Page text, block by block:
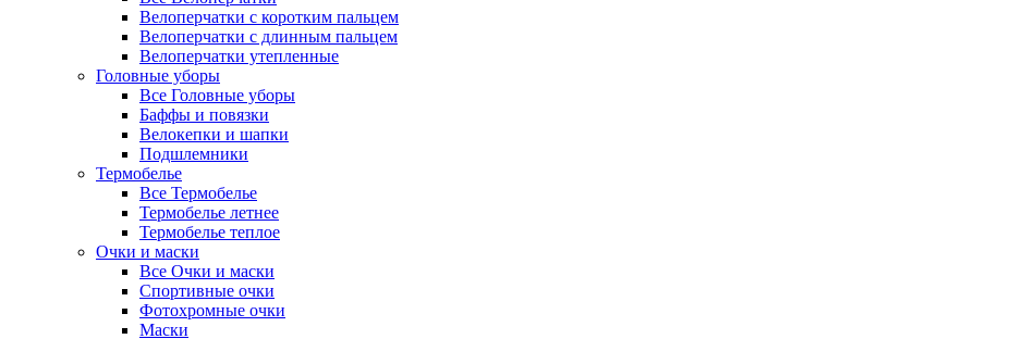
Велоперчатки с коротким пальцем
Велоперчатки с длинным пальцем
Велоперчатки утепленные
Головные уборы
Все Головные уборы
Баффы и повязки
Велокепки и шапки
Подшлемники
Термобелье
Все Термобелье
Термобелье летнее
Термобелье теплое
Очки и маски
Все Очки и маски
Спортивные очки
Фотохромные очки
Маски